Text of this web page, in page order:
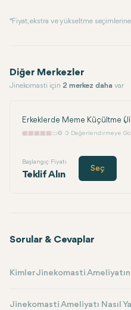
* Fiyat, ekstra ve yükseltme
Diğer Merkezler
Jinekomasti için 2 merkez daha var
Erkeklerde Meme Küçültme
0 0 Değerlendirmeye
Başlangıç Fiyatı
Teklif Alın
Seç
Sorular & Cevaplar
Kimler Jinekomasti
Jinekomasti Ameliyatı Nasıl